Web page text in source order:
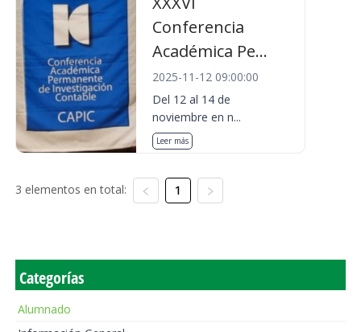
Conferencia
Académica Pe...
2025-11-12 09:00:00
Del 12 al 14 de
noviembre en n...
Leer más
3 elementos en total: 1
Categorías
Alumnado